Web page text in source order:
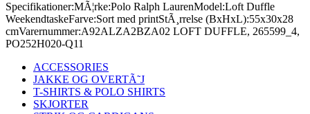
Specifikationer:MÃ¦rke:Polo Ralph LaurenModel:Loft Duffle
WeekendtaskeFarve:Sort med printStÃ¸rrelse (BxHxL):55x30x28
cmVarernummer:A92ALZA2BZA02 LOFT DUFFLE, 265599_4,
PO252H020-Q11
ACCESSORIES
JAKKE OG OVERTÃ˜J
T-SHIRTS & POLO SHIRTS
SKJORTER